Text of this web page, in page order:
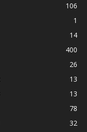
106
1
14
400
26
13
13
78
32